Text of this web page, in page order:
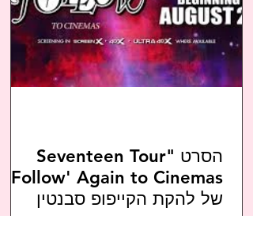
הסרט "Seventeen Tour
של להקת הקייפופ סבנטין